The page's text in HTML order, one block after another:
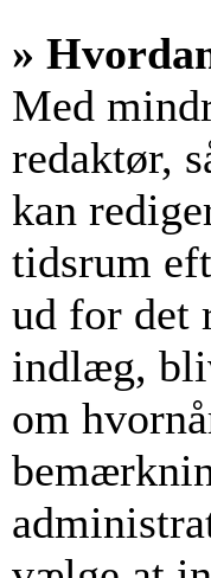
»
Med
redaktør,
kan
tidsrum
ud for det
indlæg,
om